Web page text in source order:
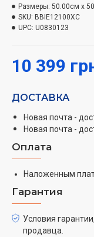
Хотите наблюдать
духового шкафа,
дверцу.
Прочная дверца
посуды
духовки.
обычных
поставить
перевести дух.
10 399
Размеры: 50.00см x
SKU: BBIE12100XC
UPC: U0830123
ДОСТАВКА
Новая почта -
Новая почта -
Оплата
Наложенным
Гарантия
Условия
продавца.